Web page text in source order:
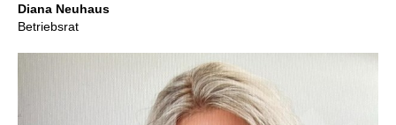
Diana Neuhaus
Betriebsrat